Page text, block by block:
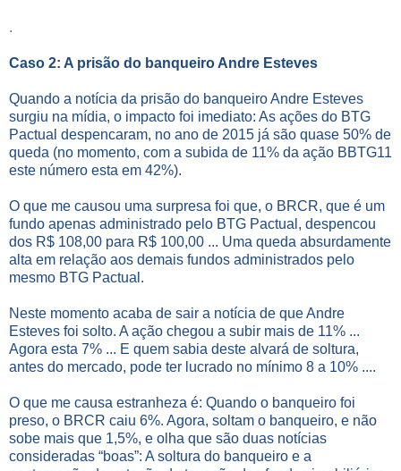
.
Caso 2: A prisão do banqueiro Andre Esteves
Quando a notícia da prisão do banqueiro Andre Esteves
surgiu na mídia, o impacto foi imediato: As ações do BTG
Pactual despencaram, no ano de 2015 já são quase 50% de
queda (no momento, com a subida de 11% da ação BBTG11
este número esta em 42%).
O que me causou uma surpresa foi que, o BRCR, que é um
fundo apenas administrado pelo BTG Pactual, despencou
dos R$ 108,00 para R$ 100,00 ... Uma queda absurdamente
alta em relação aos demais fundos administrados pelo
mesmo BTG Pactual.
Neste momento acaba de sair a notícia de que Andre
Esteves foi solto. A ação chegou a subir mais de 11% ...
Agora esta 7% ... E quem sabia deste alvará de soltura,
antes do mercado, pode ter lucrado no mínimo 8 a 10% ....
O que me causa estranheza é: Quando o banqueiro foi
preso, o BRCR caiu 6%. Agora, soltam o banqueiro, e não
sobe mais que 1,5%, e olha que são duas notícias
consideradas “boas”: A soltura do banqueiro e a